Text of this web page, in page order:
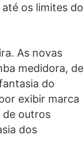
os limites do
As novas
medidora, de
do
exibir marca
de outros
dos